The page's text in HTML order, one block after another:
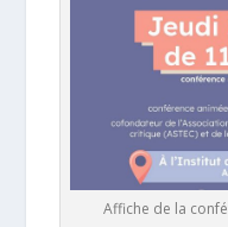
Affiche de la